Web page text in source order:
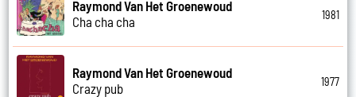
Raymond Van Het Groenewoud
Cha cha cha
1981
Raymond Van Het Groenewoud
Crazy pub
1977